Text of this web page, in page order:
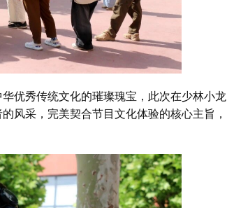
秀传统文化的璀璨瑰宝，此次在少林小龙
风采，完美契合节目文化体验的核心主旨，